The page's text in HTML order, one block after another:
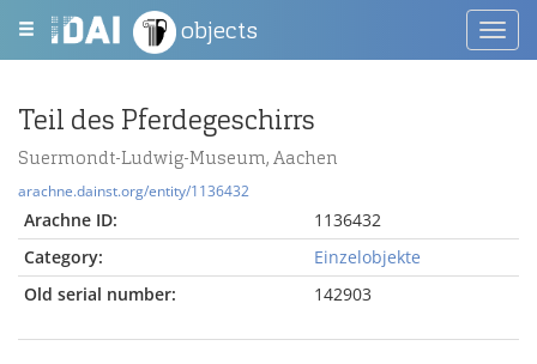
objects
Teil des Pferdegeschirrs
Suermondt-Ludwig-Museum, Aachen
arachne.dainst.org/entity/1136432
Arachne ID:
1136432
Category:
Einzelobjekte
Old serial number:
142903